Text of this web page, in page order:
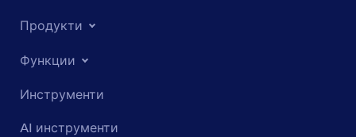
Продукти
Функции
Инструменти
AI инструменти